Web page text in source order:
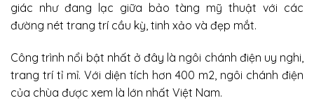
giác như đang lạc giữa bảo tàng mỹ thuật với các
đường nét trang trí cầu kỳ, tinh xảo và đẹp mắt.
Công trình nổi bật nhất ở đây là ngôi chánh điện uy nghi,
trang trí tỉ mỉ. Với diện tích hơn 400 m2, ngôi chánh điện
của chùa được xem là lớn nhất Việt Nam.